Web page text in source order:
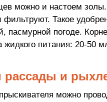
можно и настоем золы.
Такое
пасмурной погоде.
питания: 20-50
рассады и
можно